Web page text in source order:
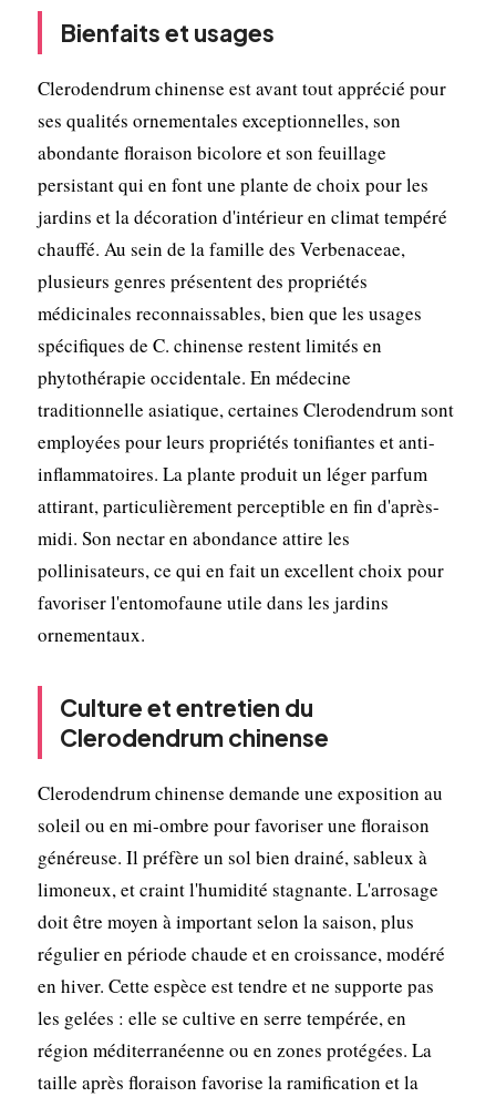
Bienfaits et usages
Clerodendrum chinense est avant tout apprécié pour
ses qualités ornementales exceptionnelles, son
abondante floraison bicolore et son feuillage
persistant qui en font une plante de choix pour les
jardins et la décoration d'intérieur en climat tempéré
chauffé. Au sein de la famille des Verbenaceae,
plusieurs genres présentent des propriétés
médicinales reconnaissables, bien que les usages
spécifiques de C. chinense restent limités en
phytothérapie occidentale. En médecine
traditionnelle asiatique, certaines Clerodendrum sont
employées pour leurs propriétés tonifiantes et anti-
inflammatoires. La plante produit un léger parfum
attirant, particulièrement perceptible en fin d'après-
midi. Son nectar en abondance attire les
pollinisateurs, ce qui en fait un excellent choix pour
favoriser l'entomofaune utile dans les jardins
ornementaux.
Culture et entretien du
Clerodendrum chinense
Clerodendrum chinense demande une exposition au
soleil ou en mi-ombre pour favoriser une floraison
généreuse. Il préfère un sol bien drainé, sableux à
limoneux, et craint l'humidité stagnante. L'arrosage
doit être moyen à important selon la saison, plus
régulier en période chaude et en croissance, modéré
en hiver. Cette espèce est tendre et ne supporte pas
les gelées : elle se cultive en serre tempérée, en
région méditerranéenne ou en zones protégées. La
taille après floraison favorise la ramification et la